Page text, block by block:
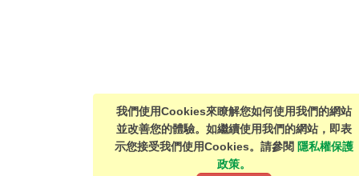
我們使用Cookies來瞭解您如何使用我們的網站
並改善您的體驗。如繼續使用我們的網站，即表
示您接受我們使用Cookies。請參閱 隱私權保護
政策。